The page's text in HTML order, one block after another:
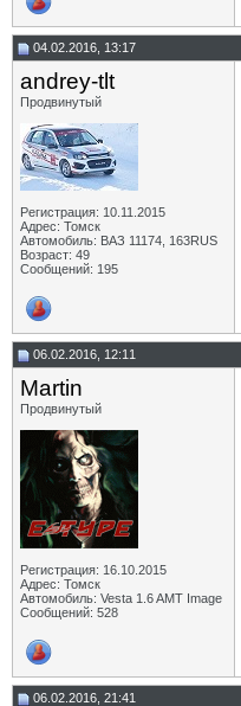
04.02.2016, 13:17
andrey-tlt
Продвинутый
Регистрация: 10.11.2015
Адрес: Томск
Автомобиль: ВАЗ 11174, 163RUS
Возраст: 49
Сообщений: 195
06.02.2016, 12:11
Martin
Продвинутый
Регистрация: 16.10.2015
Адрес: Томск
Автомобиль: Vesta 1.6 AMT Image
Сообщений: 528
06.02.2016, 21:41